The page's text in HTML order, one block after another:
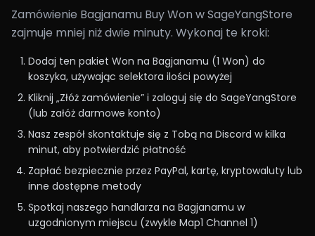
Zamówienie Bagjanamu Buy Won w SageYangStore
zajmuje mniej niż dwie minuty. Wykonaj te kroki:
Dodaj ten pakiet Won na Bagjanamu (1 Won) do
koszyka, używając selektora ilości powyżej
Kliknij „Złóż zamówienie” i zaloguj się do SageYangStore
(lub załóż darmowe konto)
Nasz zespół skontaktuje się z Tobą na Discord w kilka
minut, aby potwierdzić płatność
Zapłać bezpiecznie przez PayPal, kartę, kryptowaluty lub
inne dostępne metody
Spotkaj naszego handlarza na Bagjanamu w
uzgodnionym miejscu (zwykle Map1 Channel 1)